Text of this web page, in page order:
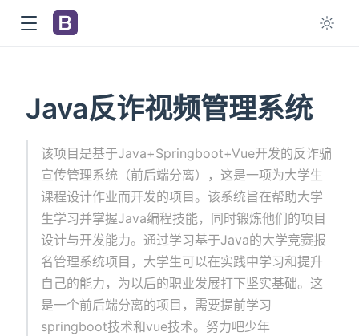
Java反诈视频管理系统
该项目是基于Java+Springboot+Vue开发的反诈骗
宣传管理系统（前后端分离），这是一项为大学生
课程设计作业而开发的项目。该系统旨在帮助大学
生学习并掌握Java编程技能，同时锻炼他们的项目
设计与开发能力。通过学习基于Java的大学竞赛报
名管理系统项目，大学生可以在实践中学习和提升
自己的能力，为以后的职业发展打下坚实基础。这
是一个前后端分离的项目，需要提前学习
springboot技术和vue技术。努力吧少年